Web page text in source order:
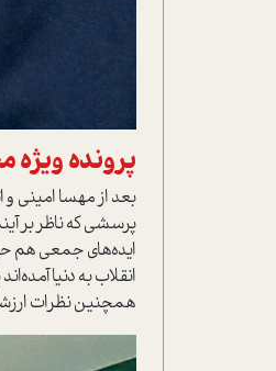
پرونده
بعد از مهسا امینی
پرسشی که ناظر بر
ایده‌های جمعی هم
انقلاب به دنیا
همچنین نظرات